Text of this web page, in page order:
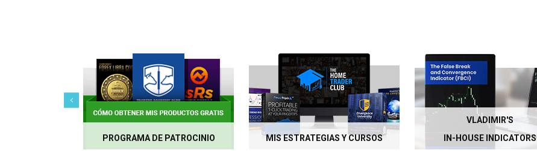
PROGRAMA DE PATROCINIO MIS ESTRATEGIAS Y CURSOS
VLADIMIR'S
IN-HOUSE INDICATORS